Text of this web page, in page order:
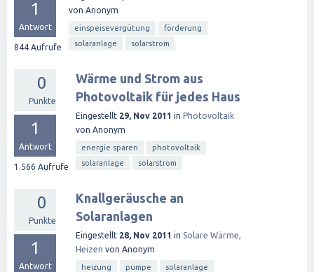
1
Antwort
844 Aufrufe
von Anonym
einspeisevergütung
förderung
solaranlage
solarstrom
0
Punkte
1
Antwort
1.566 Aufrufe
Wärme und Strom aus
Photovoltaik für jedes Haus
Eingestellt 29, Nov 2011 in Photovoltaik
von Anonym
energie sparen
photovoltaik
solaranlage
solarstrom
0
Punkte
1
Antwort
Knallgeräusche an
Solaranlagen
Eingestellt 28, Nov 2011 in Solare Wärme,
Heizen von Anonym
heizung pumpe
solaranlage